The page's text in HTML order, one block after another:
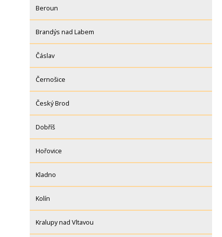
Beroun
Brandýs nad Labem
Čáslav
Černošice
Český Brod
Dobříš
Hořovice
Kladno
Kolín
Kralupy nad Vltavou